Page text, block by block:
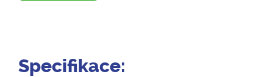
Specifikace: